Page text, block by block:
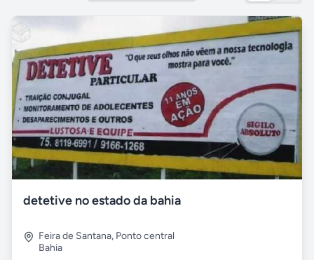
detetive no estado da bahia
Feira de Santana, Ponto central
Bahia